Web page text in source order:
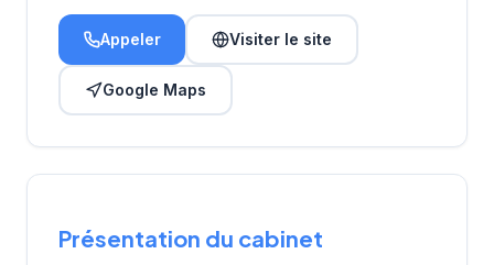
Appeler Visiter le site
Google Maps
Présentation du cabinet